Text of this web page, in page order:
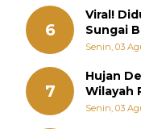
6
Viral!
Sungai
Warga
Senin, 03
7
Hujan
Wilayah
Senin, 03